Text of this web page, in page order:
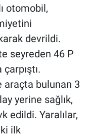
otomobil,
devrildi.
seyreden 46 P
araçta bulunan 3
yerine sağlık,
edildi. Yaralılar,
ilk